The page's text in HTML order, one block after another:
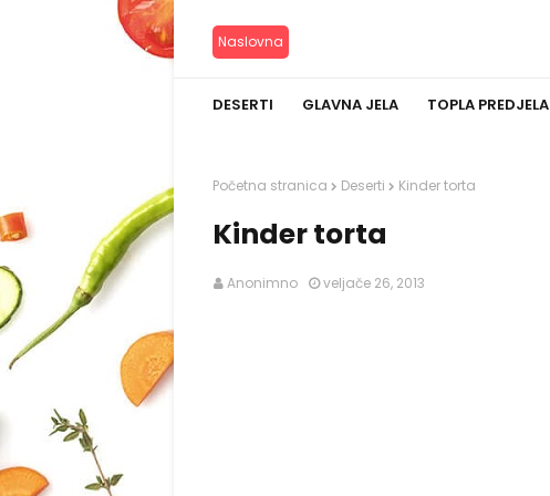
Naslovna
DESERTI GLAVNA JELA TOPLA PREDJELA
Početna stranica Deserti Kinder torta
Kinder torta
Anonimno veljače 26, 2013